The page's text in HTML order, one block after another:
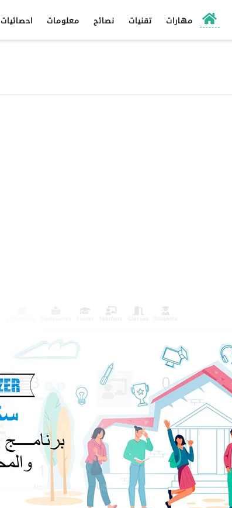
مهارات تقنيات نصائح معلومات احصائيات